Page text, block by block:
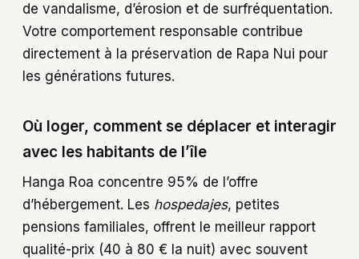
de vandalisme, d’érosion et de surfréquentation.
Votre comportement responsable contribue
directement à la préservation de Rapa Nui pour
les générations futures.
Où loger, comment se déplacer et interagir
avec les habitants de l’île
Hanga Roa concentre 95% de l’offre
d’hébergement. Les hospedajes, petites
pensions familiales, offrent le meilleur rapport
qualité-prix (40 à 80 € la nuit) avec souvent